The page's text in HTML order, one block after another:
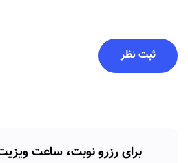
برای رزرو نوبت، ساعت